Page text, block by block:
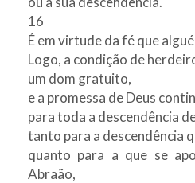
16
É em virtude da fé que
Logo, a condição de
um dom gratuito,
e a promessa de Deus
para toda a descendência
tanto para a descendência
quanto para a que se
Abraão,